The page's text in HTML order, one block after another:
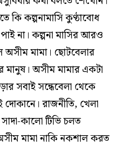
কি কল্পনামাসি কুণ্ঠাবোধ
না। কল্পনা মাসির আরও
অসীম মামা। ছোটবেলার
মানুষ। অসীম মামার একটা
সবাই সন্ধেবেলা থেকে
রাজনীতি, খেলা
কালো টিভি চলত
মামা নাকি নকশাল করত